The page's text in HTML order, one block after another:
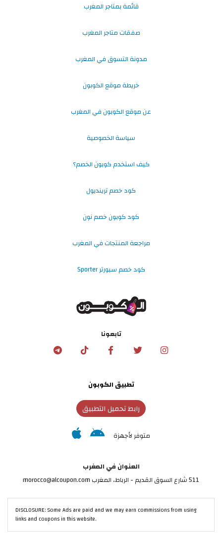
قائمة بمتاجر المغرب
صفقات متاجر المغرب
مدونة التسوق في المغرب
خريطة موقع الكوبون
عن موقع الكوبون في المغرب
سياسة الخصوصية
كيف استخدم كوبون الخصم؟
كود خصم ترينديول
كود كوبون خصم نون
مراجعة المنتجات في المغرب
كود خصم سبورتر Sporter
تابعونا
تطبيق الكوبون
رابط تحميل التطبيق
متوفر لأجهزة
العنوان في المغرب
511 شارع السوق القديم - الرباط، المغرب morocco@alcoupon.com
DISCLOSURE: Some Ads are paid and we may earn commissions from using
links and coupons in this website.